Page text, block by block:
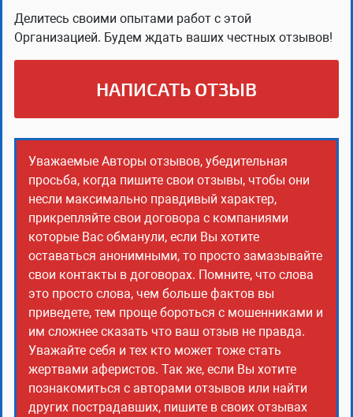
Делитесь своими опытами работ с этой
Организацией. Будем ждать ваших честных отзывов!
НАПИСАТЬ ОТЗЫВ
Уважаемые Авторы отзывов, убедительная
просьба, когда пишите свои отзывы, чтобы они
несли максимально правдивый характер,
прикрепляйте свои договора с компаниями
которые Вас обманули, если Вы хотите
оставаться анонимными, то просто замазывайте
свои контакты в договорах. Помните, что слова
это просто слова, чем больше фактов вы
приведете, тем проще бороться с мошенниками и
им сложнее сказать что ваш отзыв не правда.
Уважайте себя и тех кто может тоже стать
жертвами аферистов. Так же, если Вы хотите
познакомиться с авторами отзывов или найти
других пострадавших, пишите в своих отзывах